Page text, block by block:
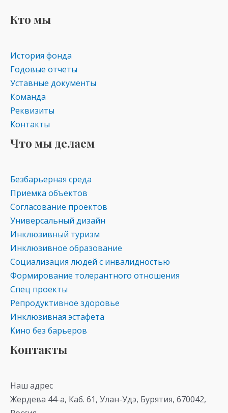
Кто мы
История фонда
Годовые отчеты
Уставные документы
Команда
Реквизиты
Контакты
Что мы делаем
Безбарьерная среда
Приемка объектов
Согласование проектов
Универсальный дизайн
Инклюзивный туризм
Инклюзивное образование
Социализация людей с инвалидностью
Формирование толерантного отношения
Спец проекты
Репродуктивное здоровье
Инклюзивная эстафета
Кино без барьеров
Контакты
Наш адрес
Жердева 44-а, Каб. 61, Улан-Удэ, Бурятия, 670042,